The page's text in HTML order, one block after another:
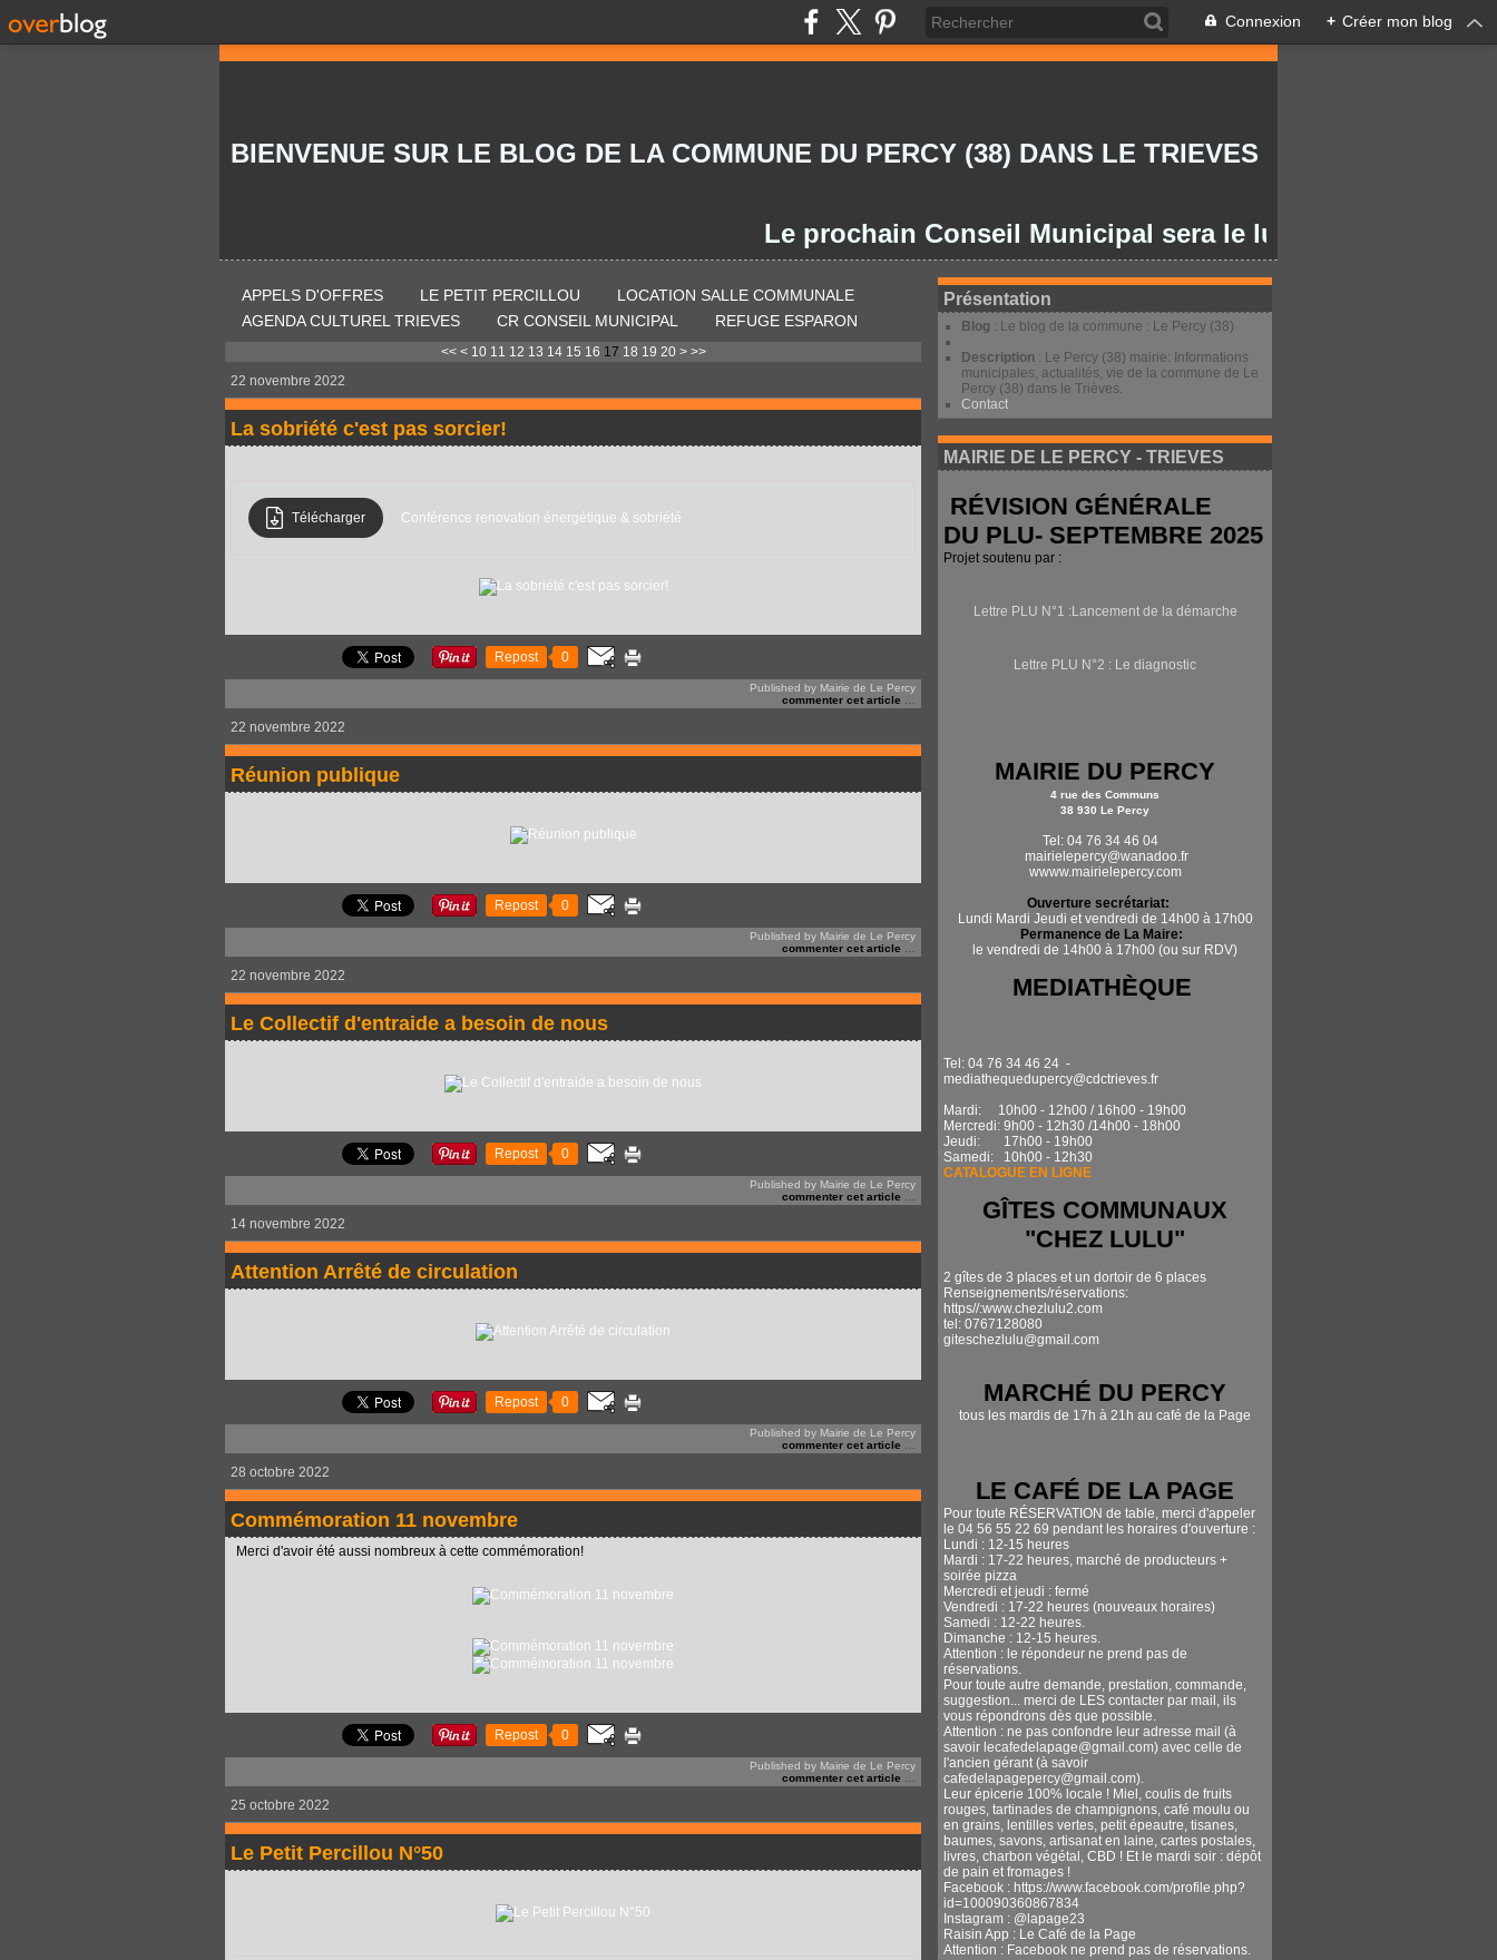
Connexion + Créer mon blog
BIENVENUE SUR LE BLOG DE LA COMMUNE DU PERCY (38) DANS LE TRIEVES
Le prochain Conseil Municipal sera le lundi 27/07/2026 à 20h
APPELS D'OFFRES LE PETIT PERCILLOU
LOCATION SALLE COMMUNALE
AGENDA CULTUREL TRIEVES
CR CONSEIL MUNICIPAL REFUGE ESPARON
<< < 10 11 12 13 14 15 16 17 18 19 20 30
40
50
60
70
80
90
100
> >>
22 novembre 2022
La sobriété c'est pas sorcier!
Télécharger Conférence renovation énergétique & sobriété
Repost 0
Published by Mairie de Le Percy
commenter cet article
22 novembre 2022
Réunion publique
Repost 0
Published by Mairie de Le Percy
commenter cet article
22 novembre 2022
Le Collectif d'entraide a besoin de nous
Repost 0
Published by Mairie de Le Percy
commenter cet article
14 novembre 2022
Attention Arrêté de circulation
Repost 0
Published by Mairie de Le Percy
commenter cet article
28 octobre 2022
Commémoration 11 novembre
Merci d'avoir été aussi nombreux à cette commémoration!
Repost 0
Published by Mairie de Le Percy
commenter cet article
25 octobre 2022
Le Petit Percillou N°50
Présentation
Blog : Le blog de la commune : Le Percy (38)
Description : Le Percy (38) mairie: Informations
municipales, actualités, vie de la commune de Le
Percy (38) dans le Trièves.
Contact
MAIRIE DE LE PERCY - TRIEVES
RÉVISION GÉNÉRALE
DU PLU- SEPTEMBRE 2025
Projet soutenu par :
Lettre PLU N°1 :Lancement de la démarche
Lettre PLU N°2 : Le diagnostic
MAIRIE DU PERCY
4 rue des Communs
38 930 Le Percy
Tel: 04 76 34 46 04
mairielepercy@wanadoo.fr
wwww.mairielepercy.com
Ouverture secrétariat:
Lundi Mardi Jeudi et vendredi de 14h00 à 17h00
Permanence de La Maire:
le vendredi de 14h00 à 17h00 (ou sur RDV)
MEDIATHÈQUE
Tel: 04 76 34 46 24 -
mediathequedupercy@cdctrieves.fr
Mardi: 10h00 - 12h00 / 16h00 - 19h00
Mercredi: 9h00 - 12h30 /14h00 - 18h00
Jeudi: 17h00 - 19h00
Samedi: 10h00 - 12h30
CATALOGUE EN LIGNE
GÎTES COMMUNAUX
"CHEZ LULU"
2 gîtes de 3 places et un dortoir de 6 places
Renseignements/réservations:
https//:www.chezlulu2.com
tel: 0767128080
giteschezlulu@gmail.com
MARCHÉ DU PERCY
tous les mardis de 17h à 21h au café de la Page
LE CAFÉ DE LA PAGE
Pour toute RÉSERVATION de table, merci d'appeler
le 04 56 55 22 69 pendant les horaires d'ouverture :
Lundi : 12-15 heures
Mardi : 17-22 heures, marché de producteurs +
soirée pizza
Mercredi et jeudi : fermé
Vendredi : 17-22 heures (nouveaux horaires)
Samedi : 12-22 heures.
Dimanche : 12-15 heures.
Attention : le répondeur ne prend pas de
réservations.
Pour toute autre demande, prestation, commande,
suggestion... merci de LES contacter par mail, ils
vous répondrons dès que possible.
Attention : ne pas confondre leur adresse mail (à
savoir lecafedelapage@gmail.com) avec celle de
l'ancien gérant (à savoir
cafedelapagepercy@gmail.com).
Leur épicerie 100% locale ! Miel, coulis de fruits
rouges, tartinades de champignons, café moulu ou
en grains, lentilles vertes, petit épeautre, tisanes,
baumes, savons, artisanat en laine, cartes postales,
livres, charbon végétal, CBD ! Et le mardi soir : dépôt
de pain et fromages !
Facebook : https://www.facebook.com/profile.php?
id=100090360867834
Instagram : @lapage23
Raisin App : Le Café de la Page
Attention : Facebook ne prend pas de réservations.